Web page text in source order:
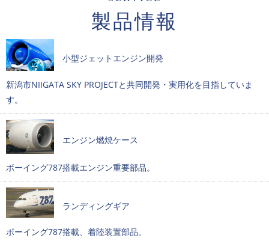
製品情報
小型ジェットエンジン開発
新潟市NIIGATA SKY PROJECTと共同開発・実用化を目指していま
す。
エンジン燃焼ケース
ボーイング787搭載エンジン重要部品。
ランディングギア
ボーイング787搭載、着陸装置部品。